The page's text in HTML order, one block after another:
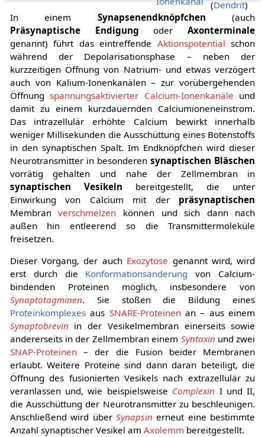
(Dendrit)
In einem Synapsenendknöpfchen (auch
Präsynaptische Endigung oderAxonterminale
genannt) führt das eintreffende Aktionspotential schon
während der Depolarisationsphase – neben der
kurzzeitigen Öffnung von Natrium- und etwas verzögert
auch von Kalium-Ionenkanälen – zur vorübergehenden
Öffnungspannungsaktivierter Calcium-Ionenkanäle und
damit zu einem kurzdauernden Calciumioneneinstrom.
Das intrazellulär erhöhte Calcium bewirkt innerhalb
weniger Millisekunden die Ausschüttung eines Botenstoffs
in den synaptischen Spalt. Im Endknöpfchen wird dieser
Neurotransmitter in besonderensynaptischen Bläschen
vorrätig gehalten und nahe der Zellmembran in
synaptischen Vesikeln bereitgestellt, die unter
Einwirkung von Calcium mit der präsynaptischen
Membranverschmelzen können und sich dann nach
außen hin entleerend so die Transmittermoleküle
freisetzen.
Dieser Vorgang, der auch Exozytose genannt wird, wird
erst durch die Konformationsänderung von Calcium-
bindenden Proteinen möglich, insbesondere von
Synaptotagminen. Sie stoßen die Bildung eines
Proteinkomplexesaus SNARE-Proteinenan – aus einem
Synaptobrevin in der Vesikelmembran einerseits sowie
andererseits in der Zellmembran einem Syntaxin und zwei
SNAP-Proteinen– der die Fusion beider Membranen
erlaubt. Weitere Proteine sind dann daran beteiligt, die
Öffnung des fusionierten Vesikels nach extrazellulär zu
veranlassen und, wie beispielsweise Complexin I und II,
die Ausschüttung der Neurotransmitter zu beschleunigen.
Anschließend wird über Synapsin erneut eine bestimmte
Anzahl synaptischer Vesikel am Axolemm bereitgestellt.